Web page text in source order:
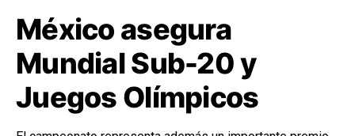
México asegura
Mundial Sub-20 y
Juegos Olímpicos